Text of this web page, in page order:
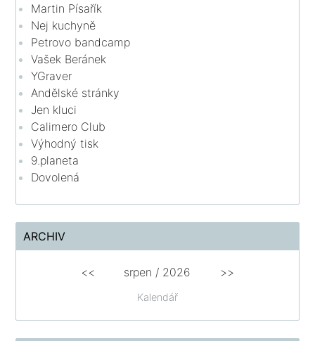
Martin Písařík
Nej kuchyně
Petrovo bandcamp
Vašek Beránek
YGraver
Andělské stránky
Jen kluci
Calimero Club
Výhodný tisk
9.planeta
Dovolená
ARCHIV
Kalendář
<< srpen / 2026 >>